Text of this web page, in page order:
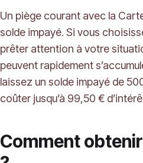
Un piège courant avec la
solde impayé. Si vous
prêter attention à votre
peuvent rapidement
laissez un solde impayé de
coûter jusqu’à 99,50 €
Comment